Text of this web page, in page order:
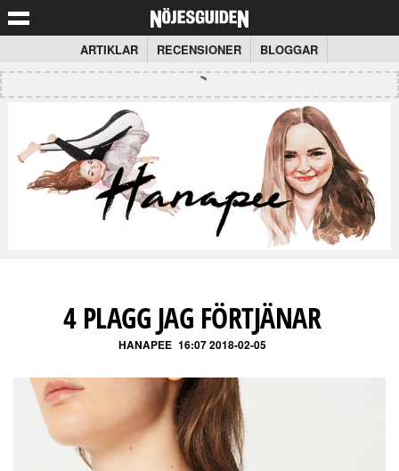
ARTIKLAR RECENSIONER BLOGGAR
4 PLAGG JAG FÖRTJÄNAR
HANAPEE 16:07 2018-02-05